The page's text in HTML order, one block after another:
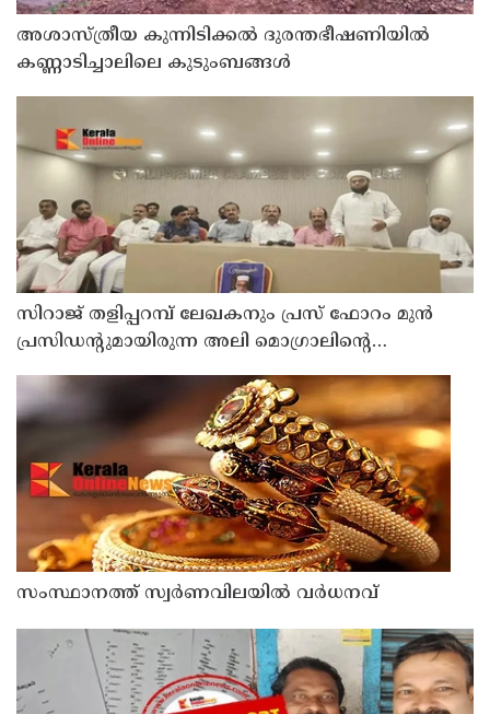
അശാസ്ത്രീയ കുന്നിടിക്കൽ ദുരന്തഭീഷണിയിൽ
കണ്ണാടിച്ചാലിലെ കുടുംബങ്ങൾ
സിറാജ് തളിപ്പറമ്പ് ലേഖകനും പ്രസ് ഫോറം മുൻ
പ്രസിഡൻ്റുമായിരുന്ന അലി മൊഗ്രാലിൻ്റെ
വിയോഗത്തിൽ സർവ്വകക്ഷി അനുസ്മരണം നടത്തി
സംസ്ഥാനത്ത് സ്വർണവിലയിൽ വർധനവ്